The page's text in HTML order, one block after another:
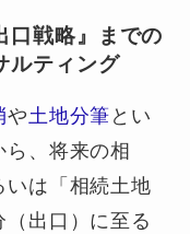
口戦略』までの
ルティング
や土地分筆 とい
、将来の相
いは「相続土地
（出口）に至る